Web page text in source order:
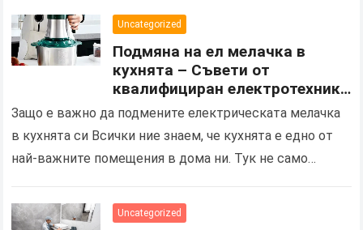
основно електрозахранване,…
Uncategorized
Подмяна на ел мелачка в
кухнята – Съвети от
квалифициран електротехник
за безопасен електро монтаж
Защо е важно да подмените електрическата мелачка
в кухнята си Всички ние знаем, че кухнята е едно от
най-важните помещения в дома ни. Тук не само
Uncategorized